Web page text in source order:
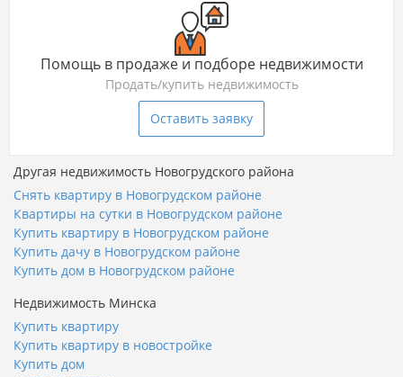
Помощь в продаже и подборе недвижимости
Продать/купить недвижимость
Оставить заявку
Другая недвижимость Новогрудского района
Снять квартиру в Новогрудском районе
Квартиры на сутки в Новогрудском районе
Купить квартиру в Новогрудском районе
Купить дачу в Новогрудском районе
Купить дом в Новогрудском районе
Недвижимость Минска
Купить квартиру
Купить квартиру в новостройке
Купить дом